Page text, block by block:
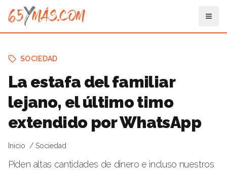
SOCIEDAD
La estafa del familiar
lejano, el último timo
extendido por WhatsApp
Inicio Sociedad
Piden altas cantidades de dinero e incluso nuestros